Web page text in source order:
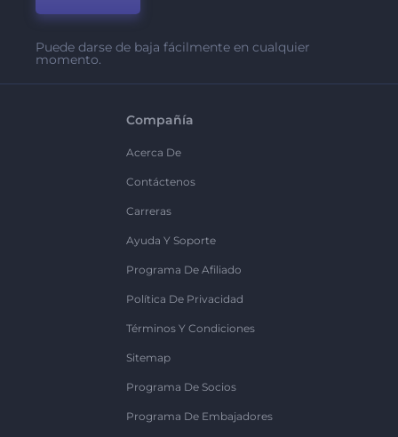
Puede darse de baja fácilmente en cualquier
momento.
Compañía
Acerca De
Contáctenos
Carreras
Ayuda Y Soporte
Programa De Afiliado
Política De Privacidad
Términos Y Condiciones
Sitemap
Programa De Socios
Programa De Embajadores